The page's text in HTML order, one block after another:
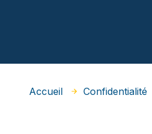
Accueil Confidentialité